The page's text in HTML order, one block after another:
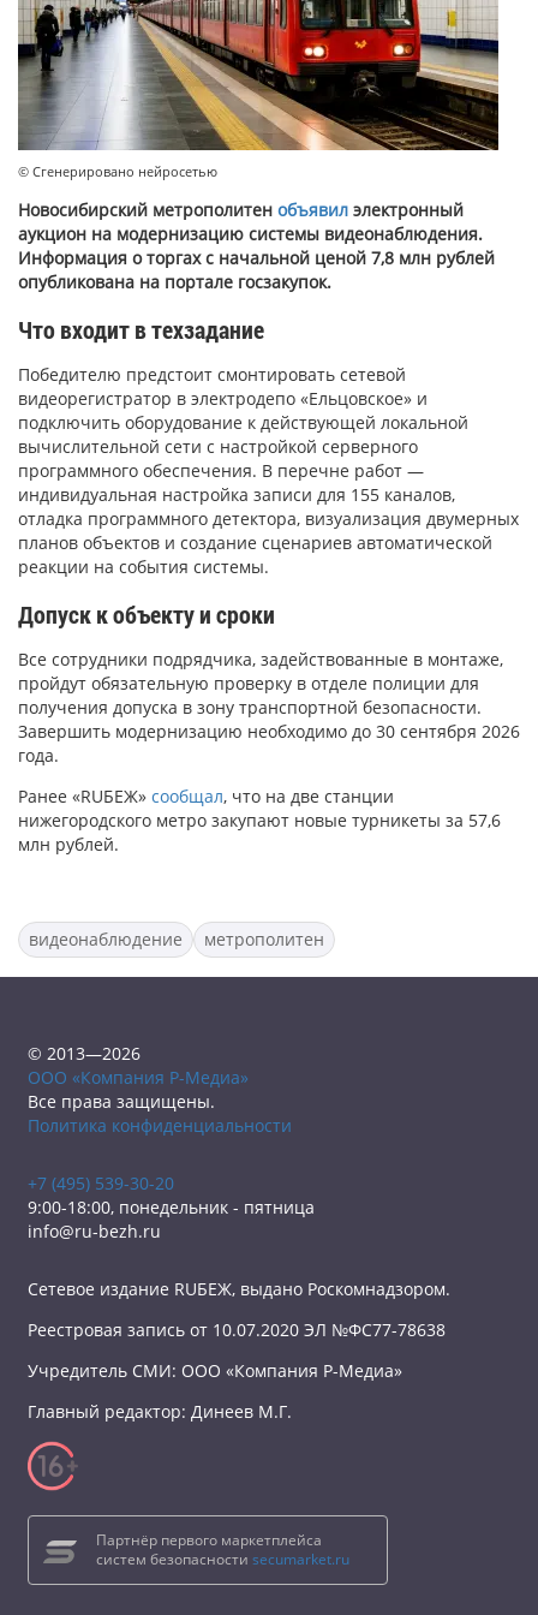
© Сгенерировано нейросетью
Новосибирский метрополитен объявил электронный
аукцион на модернизацию системы видеонаблюдения.
Информация о торгах с начальной ценой 7,8 млн рублей
опубликована на портале госзакупок.
Что входит в техзадание
Победителю предстоит смонтировать сетевой
видеорегистратор в электродепо «Ельцовское» и
подключить оборудование к действующей локальной
вычислительной сети с настройкой серверного
программного обеспечения. В перечне работ —
индивидуальная настройка записи для 155 каналов,
отладка программного детектора, визуализация двумерных
планов объектов и создание сценариев автоматической
реакции на события системы.
Допуск к объекту и сроки
Все сотрудники подрядчика, задействованные в монтаже,
пройдут обязательную проверку в отделе полиции для
получения допуска в зону транспортной безопасности.
Завершить модернизацию необходимо до 30 сентября 2026
года.
Ранее «RUБЕЖ» сообщал, что на две станции
нижегородского метро закупают новые турникеты за 57,6
млн рублей.
видеонаблюдение метрополитен
© 2013—2026
ООО «Компания Р-Медиа»
Все права защищены.
Политика конфиденциальности
+7 (495) 539-30-20
9:00-18:00, понедельник - пятница
info@ru-bezh.ru
Сетевое издание RUБЕЖ, выдано Роскомнадзором.
Реестровая запись от 10.07.2020 ЭЛ №ФС77-78638
Учредитель СМИ: ООО «Компания Р-Медиа»
Главный редактор: Динеев М.Г.
Партнёр первого маркетплейса
систем безопасности secumarket.ru